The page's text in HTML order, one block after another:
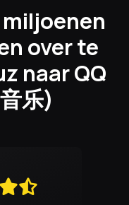
over te
naar QQ
乐)